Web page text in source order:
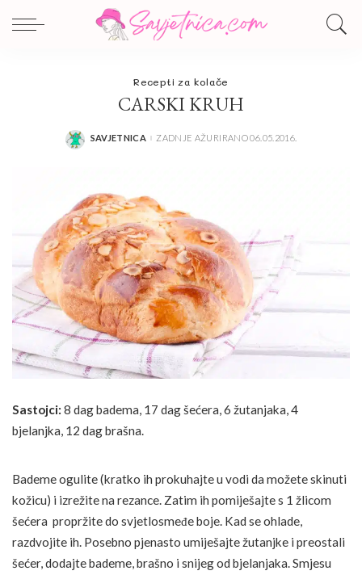
Recepti za kolače
CARSKI KRUH
POSTED
SAVJETNICA ZADNJE AŽURIRANO 06.05.2016.
Sastojci: 8 dag badema, 17 dag šećera, 6 žutanjaka, 4
bjelanjka, 12 dag brašna.
Bademe ogulite (kratko ih prokuhajte u vodi da možete skinuti
kožicu) i izrežite na rezance. Zatim ih pomiješajte s 1 žlicom
šećera propržite do svjetlosmeđe boje. Kad se ohlade,
razdvojite ih. Posebno pjenasto umiješajte žutanjke i preostali
šećer, dodajte bademe, brašno i snijeg od bjelanjaka. Smjesu